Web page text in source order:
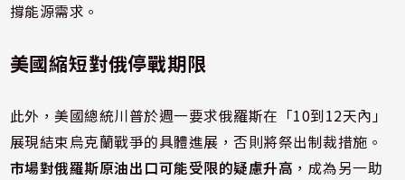
撐能源需求。
美國縮短對俄停戰期限
此外，美國總統川普於週一要求俄羅斯在「10到12天內」
展現結束烏克蘭戰爭的具體進展，否則將祭出制裁措施。
市場對俄羅斯原油出口可能受限的疑慮升高 ，成為另一助